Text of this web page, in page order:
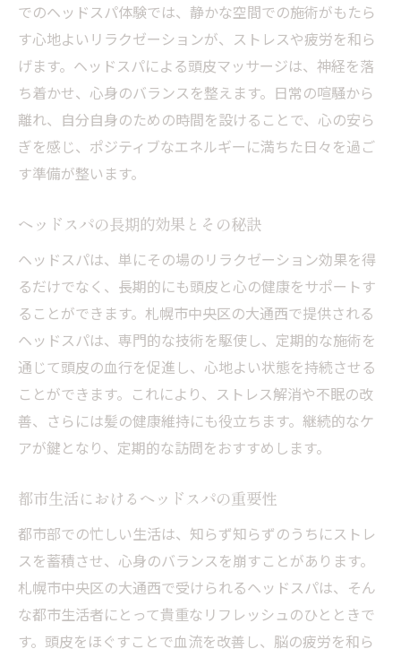
でのヘッドスパ体験では、静かな空間での施術がもたら
す心地よいリラクゼーションが、ストレスや疲労を和ら
げます。ヘッドスパによる頭皮マッサージは、神経を落
ち着かせ、心身のバランスを整えます。日常の喧騒から
離れ、自分自身のための時間を設けることで、心の安ら
ぎを感じ、ポジティブなエネルギーに満ちた日々を過ご
す準備が整います。
ヘッドスパの長期的効果とその秘訣
ヘッドスパは、単にその場のリラクゼーション効果を得
るだけでなく、長期的にも頭皮と心の健康をサポートす
ることができます。札幌市中央区の大通西で提供される
ヘッドスパは、専門的な技術を駆使し、定期的な施術を
通じて頭皮の血行を促進し、心地よい状態を持続させる
ことができます。これにより、ストレス解消や不眠の改
善、さらには髪の健康維持にも役立ちます。継続的なケ
アが鍵となり、定期的な訪問をおすすめします。
都市生活におけるヘッドスパの重要性
都市部での忙しい生活は、知らず知らずのうちにストレ
スを蓄積させ、心身のバランスを崩すことがあります。
札幌市中央区の大通西で受けられるヘッドスパは、そん
な都市生活者にとって貴重なリフレッシュのひとときで
す。頭皮をほぐすことで血流を改善し、脳の疲労を和ら